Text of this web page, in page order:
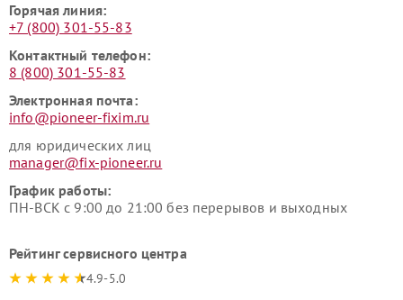
Горячая линия:
+7 (800) 301-55-83
Контактный телефон:
8 (800) 301-55-83
Электронная почта:
info@pioneer-fixim.ru
для юридических лиц
manager@fix-pioneer.ru
График работы:
ПН-ВСК с 9:00 до 21:00 без перерывов и выходных
Рейтинг сервисного центра
4.9-5.0